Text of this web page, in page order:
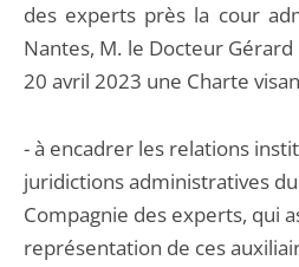
des experts près la cour
Nantes, M. le Docteur
20 avril 2023 une Charte
- à encadrer les relations
juridictions administratives
Compagnie des experts, qui
représentation de ces